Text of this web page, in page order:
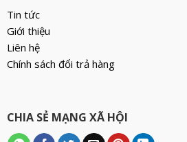
Tin tức
Giới thiệu
Liên hệ
Chính sách đổi trả hàng
CHIA SẺ MẠNG XÃ HỘI